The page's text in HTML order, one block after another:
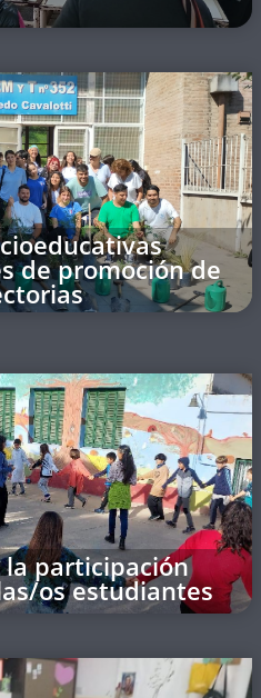
de promoción de
la participación
os estudiantes